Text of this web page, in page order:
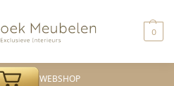
0
WEBSHOP